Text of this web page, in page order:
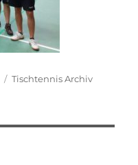
Kategorien
Tischtennis Archiv